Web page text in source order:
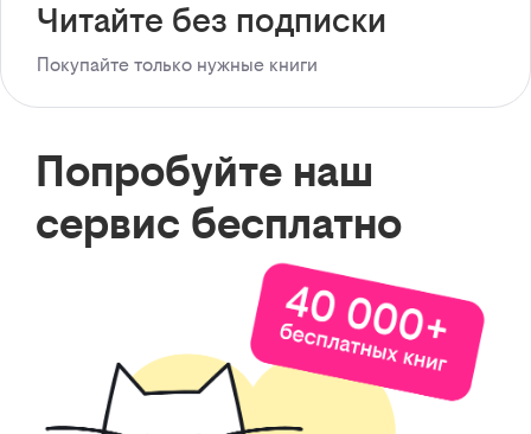
Читайте без подписки
Покупайте только нужные книги
Попробуйте наш
сервис бесплатно